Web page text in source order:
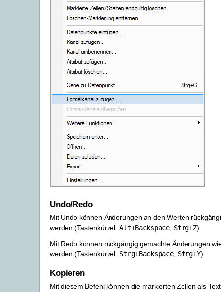
Undo/Redo
Mit Undo können Änderungen an den Werten
werden (Tastenkürzel: Alt+Backspace Strg+Z).
Mit Redo können rückgängig gemachte Änderungen
werden (Tastenkürzel: Strg+Backspace, Strg+Y).
Kopieren
Mit diesem Befehl können die markierten Zellen als